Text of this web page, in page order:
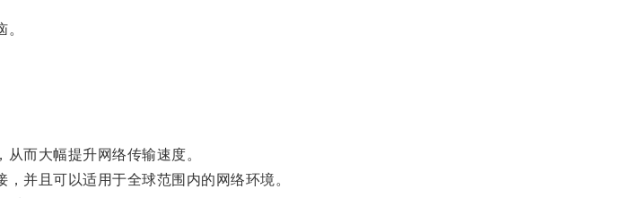
而大幅提升网络传输速度。
并且可以适用于全球范围内的网络环境。